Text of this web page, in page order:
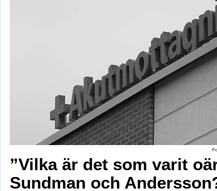
”Vilka är det som varit
Sundman och